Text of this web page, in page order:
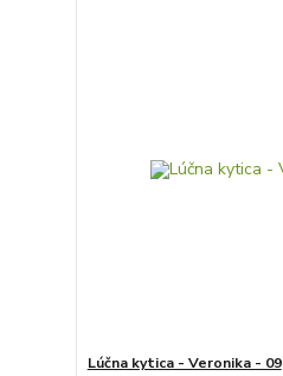
Lúčna kytica - Veronika - 09